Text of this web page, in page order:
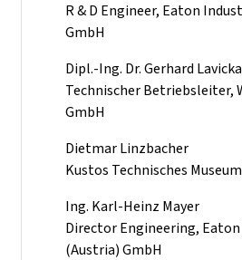
R & D Engineer, Eaton
GmbH
Dipl.-Ing. Dr. Gerhard
Technischer Betriebsleiter,
GmbH
Dietmar Linzbacher
Kustos Technisches
Ing. Karl-Heinz Mayer
Director Engineering,
(Austria) GmbH